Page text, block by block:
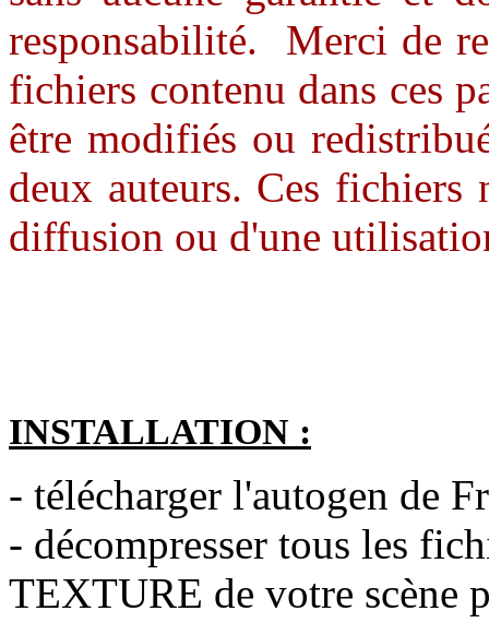
responsabilité. Merci de
fichiers contenu dans ces
être modifiés ou
deux auteurs. Ces fichiers
diffusion ou d'une
INSTALLATION :
- télécharger l'autogen de
- décompresser tous les
TEXTURE de votre scène